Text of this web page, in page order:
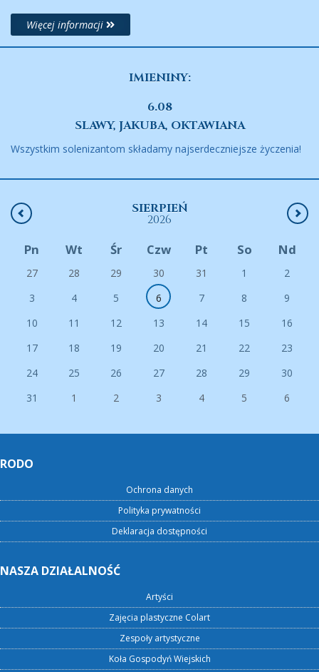
Więcej informacji
IMIENINY:
6.08
SLAWY, JAKUBA, OKTAWIANA
Wszystkim solenizantom składamy najserdeczniejsze życzenia!
SIERPIEŃ
2026
Pn Wt Śr Czw Pt So Nd
27 28 29 30 31 1
2
3
4 5 6 7 8
9
10
11 12 13 14 15
16
17
18 19 20 21 22
23
24
25 26 27 28 29
30
31
1 2 3 4 5 6
RODO
Ochrona danych
Polityka prywatności
Deklaracja dostępności
NASZA DZIAŁALNOŚĆ
Artyści
Zajęcia plastyczne Colart
Zespoły artystyczne
Koła Gospodyń Wiejskich